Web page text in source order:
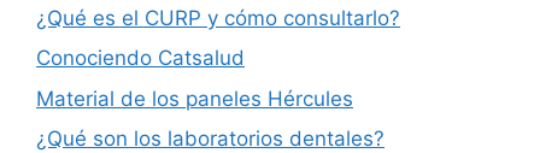
¿Qué es el CURP y cómo consultarlo?
Conociendo Catsalud
Material de los paneles Hércules
¿Qué son los laboratorios dentales?